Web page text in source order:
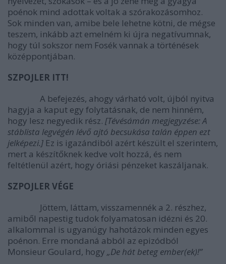
poénok mind adottak voltak a szórakozásomhoz.
Sok minden van, amibe bele lehetne kötni, de mégse
teszem, inkább azt emelném ki újra negatívumnak,
hogy túl sokszor nem Fosék vannak a történések
középpontjában.
SZPOJLER ITT!
A befejezés, ahogy várható volt, újból nyitva
hagyja a kaput egy folytatásnak, de nem hinném,
hogy lesz negyedik rész. [Tévésámán megjegyzése: A
stáblista legvégén lévő ajtó becsukása talán éppen ezt
jelképezi.] Ez is igazándiból azért készült el szerintem,
mert a készítőknek kedve volt hozzá, és nem
feltétlenül azért, hogy óriási pénzeket kaszáljanak.
SZPOJLER VÉGE
Jöttem, láttam, visszamennék a 2. részhez,
amiből napestig tudok folyamatosan idézni és 20.
alkalommal is ugyanúgy hahotázok minden egyes
poénon. Erre mondaná abból az epizódból
Monsieur Goulard, hogy „De hát beteg ember(ek)!”